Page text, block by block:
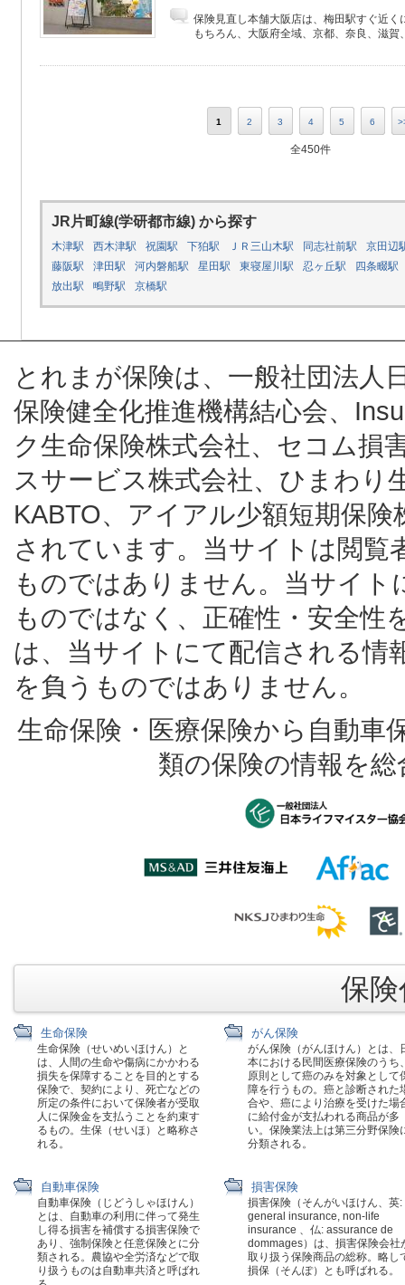
保険見直し本舗大阪店は、梅田駅すぐ近く
もちろん、大阪府全域、京都、奈良、滋賀
1 2 3 4 5 6
全450件
JR片町線(学研都市線) から探す
木津駅 西木津駅 祝園駅 下狛駅 ＪＲ三山木駅 同志社前駅
京田辺
藤阪駅
津田駅 河内磐船駅 星田駅 東寝屋川駅 忍ヶ丘駅
四条畷駅
放出駅
鴫野駅 京橋駅
とれまが保険は、一般社団法人
保険健全化推進機構結心会、
ク生命保険株式会社、セコム損
スサービス株式会社、ひまわり
KABTO、アイアル少額短期保
されています。当サイトは閲覧
ものではありません。当サイ
ものではなく、正確性・安全性
は、当サイトにて配信される情
を負うものではありません。
生命保険・医療保険から自動車
類の保険の情報を
保
生命保険
生命保険（せいめいほけん）と
は、人間の生命や傷病にかかわる
損失を保障することを目的とする
保険で、契約により、死亡などの
所定の条件において保険者が受取
人に保険金を支払うことを約束す
るもの。生保（せいほ）と略称さ
れる。
がん保険
がん保険（がんほけん）とは、
本における民間医療保険のうち
原則として癌のみを対象として
障を行うもの。癌と診断された
合や、癌により治療を受けた場
に給付金が支払われる商品が多
い。保険業法上は第三分野保険
分類される。
自動車保険
自動車保険（じどうしゃほけん）
とは、自動車の利用に伴って発生
し得る損害を補償する損害保険で
あり、強制保険と任意保険とに分
類される。農協や全労済などで取
り扱うものは自動車共済と呼ばれ
損害保険
損害保険（そんがいほけん、英:
general insurance, non-life
insurance 、仏: assurance de
dommages）は、損害保険会社
取り扱う保険商品の総称。略し
損保（そんぽ）とも呼ばれる。